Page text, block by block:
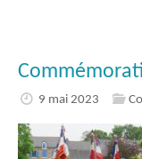
9 mai 2023